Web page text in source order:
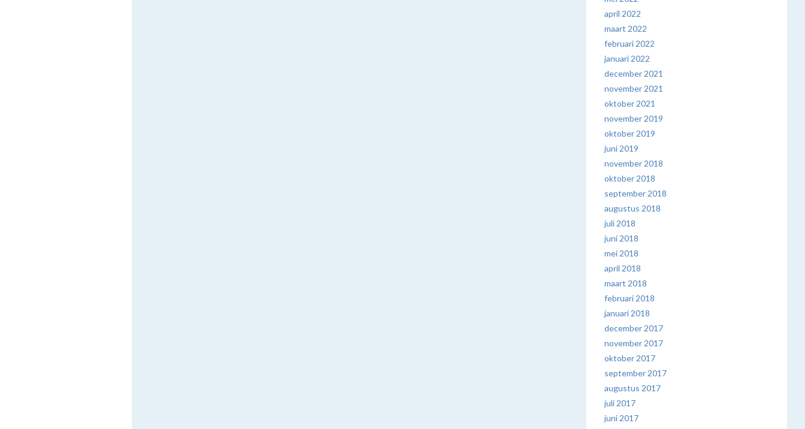
april 2022
maart 2022
februari 2022
januari 2022
december 2021
november 2021
oktober 2021
november 2019
oktober 2019
juni 2019
november 2018
oktober 2018
september 2018
augustus 2018
juli 2018
juni 2018
mei 2018
april 2018
maart 2018
februari 2018
januari 2018
december 2017
november 2017
oktober 2017
september 2017
augustus 2017
juli 2017
juni 2017